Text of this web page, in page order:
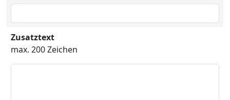
Zusatztext
max. 200 Zeichen